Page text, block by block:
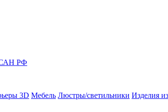
РФ
3D Мебель Люстры/светильники Изделия